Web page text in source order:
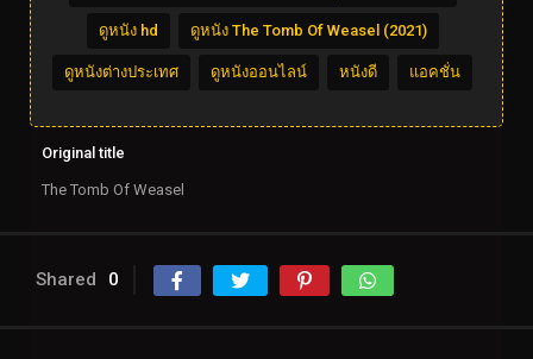
ดูหนัง hd ดูหนัง The Tomb Of Weasel (2021)
ดูหนังต่างประเทศ ดูหนังออนไลน์ หนังดี แอคชั่น
Original title
The Tomb Of Weasel
Shared 0